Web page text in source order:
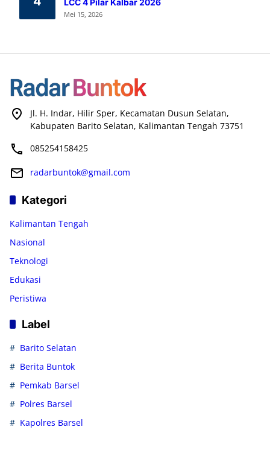
LCC 4 Pilar Kalbar 2026
Mei 15, 2026
Jl. H. Indar, Hilir Sper, Kecamatan Dusun Selatan,
Kabupaten Barito Selatan, Kalimantan Tengah 73751
085254158425
radarbuntok@gmail.com
Kategori
Kalimantan Tengah
Nasional
Teknologi
Edukasi
Peristiwa
Label
Barito Selatan
Berita Buntok
Pemkab Barsel
Polres Barsel
Kapolres Barsel